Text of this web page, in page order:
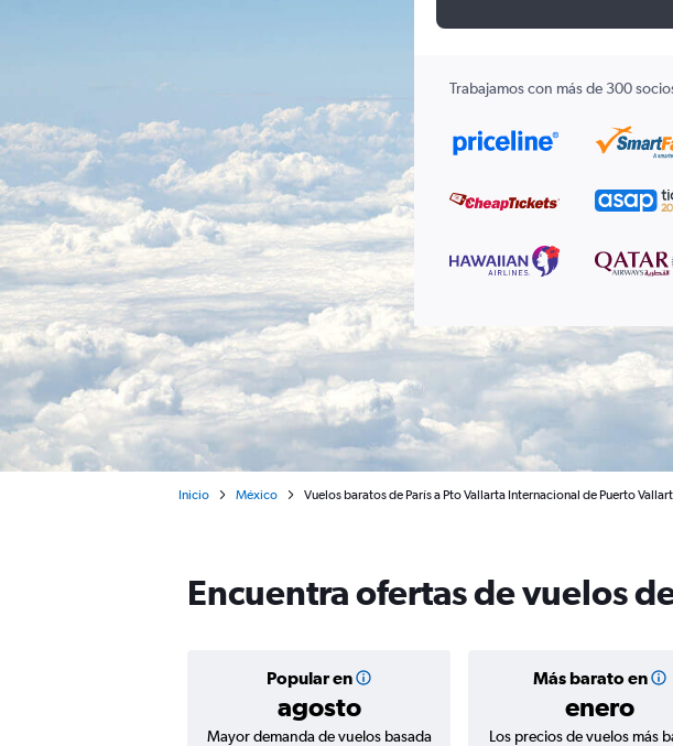
Trabajamos con más de 300
Inicio México Vuelos baratos de París a Pto Vallarta Internacional de Puerto
Encuentra ofertas de vuelos
Popular en
agosto
Más barato en
enero
Mayor demanda de vuelos basada
Los precios de vuelos más